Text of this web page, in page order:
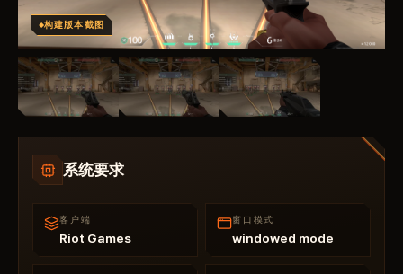
构建版本截图
系统要求
客户端
Riot Games
窗口模式
windowed mode